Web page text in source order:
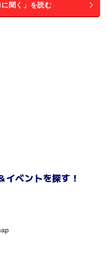
に聞く」を読む
イベントを探す！